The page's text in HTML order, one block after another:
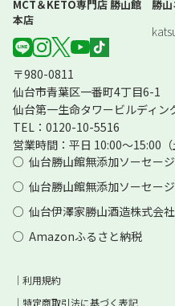
MCT＆KETO専門店 勝山館
本店
勝
〒980-0811
仙台市青葉区一番町4丁目6-1
仙台第一生命タワービルディン
TEL：0120-10-5516
営業時間：平日 10:00～15:00（
仙台勝山館無添加ソーセー
仙台勝山館無添加ソーセー
仙台伊澤家勝山酒造株式会社
Amazonふるさと納税
利用規約
特定商取引法に基づく表記